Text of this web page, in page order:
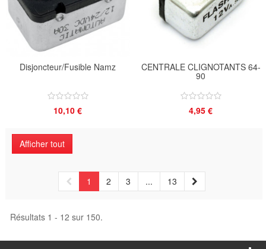
Disjoncteur/Fusible Namz
10,10 €
CENTRALE CLIGNOTANTS 64-
90
4,95 €
Afficher tout
1 2 3 ... 13
Résultats 1 - 12 sur 150.